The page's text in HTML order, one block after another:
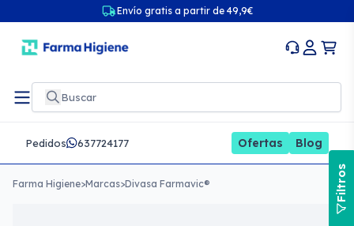
Envío gratis a partir de 49,9€
Pedidos 637724177 Ofertas Blog
Farma Higiene>Marcas>Divasa Farmavic® Filtros